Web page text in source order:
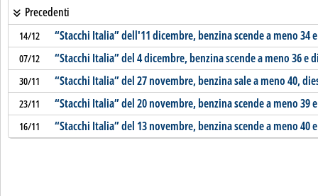
Precedenti
14/12 “Stacchi Italia” dell'11 dicembre, benzina scende a meno 34
07/12 “Stacchi Italia” del 4 dicembre, benzina scende a meno 36 e
30/11 “Stacchi Italia” del 27 novembre, benzina sale a meno 40,
23/11 “Stacchi Italia” del 20 novembre, benzina scende a meno 39
16/11 “Stacchi Italia” del 13 novembre, benzina scende a meno 40